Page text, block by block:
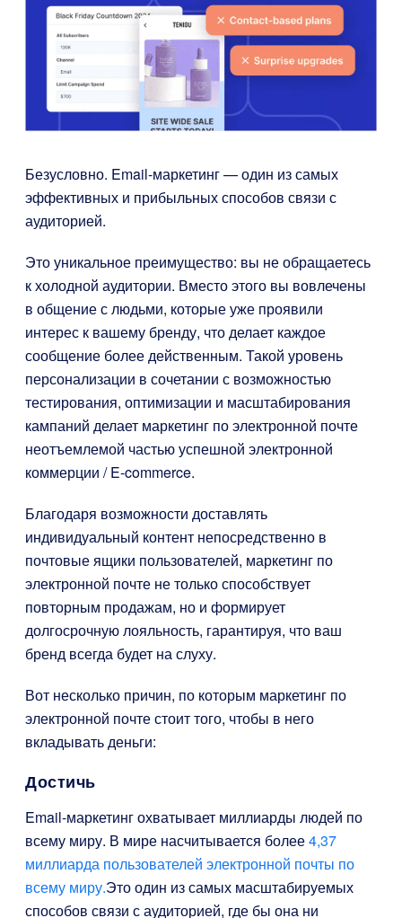
Безусловно. Email-маркетинг — один из самых
эффективных и прибыльных способов связи с
аудиторией.
Это уникальное преимущество: вы не обращаетесь
к холодной аудитории. Вместо этого вы вовлечены
в общение с людьми, которые уже проявили
интерес к вашему бренду, что делает каждое
сообщение более действенным. Такой уровень
персонализации в сочетании с возможностью
тестирования, оптимизации и масштабирования
кампаний делает маркетинг по электронной почте
неотъемлемой частью успешной электронной
коммерции / E-commerce.
Благодаря возможности доставлять
индивидуальный контент непосредственно в
почтовые ящики пользователей, маркетинг по
электронной почте не только способствует
повторным продажам, но и формирует
долгосрочную лояльность, гарантируя, что ваш
бренд всегда будет на слуху.
Вот несколько причин, по которым маркетинг по
электронной почте стоит того, чтобы в него
вкладывать деньги:
Достичь
Email-маркетинг охватывает миллиарды людей по
всему миру. В мире насчитывается более4,37
миллиарда пользователей электронной почты по
всему миру.Это один из самых масштабируемых
способов связи с аудиторией, где бы она ни